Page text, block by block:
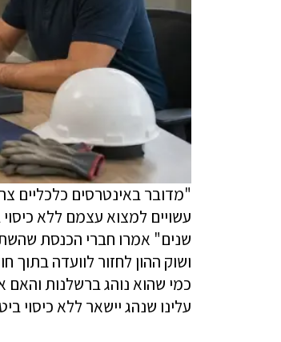
"מדובר באינטרסים כלכליים
עשויים למצוא עצמם ללא
שנים" אמרו חברי הכנסת
ושוק ההון לחזור לוועדה
כמי שהוא נוהג ברשלנות והאם
עלינו שנהג יישאר ללא כיסוי